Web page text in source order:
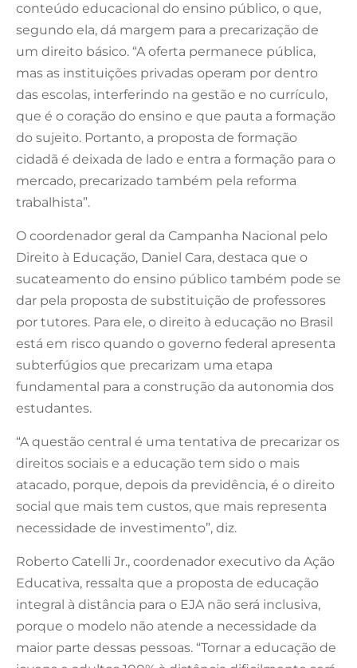
conteúdo educacional do ensino público, o que,
segundo ela, dá margem para a precarização de
um direito básico. “A oferta permanece pública,
mas as instituições privadas operam por dentro
das escolas, interferindo na gestão e no currículo,
que é o coração do ensino e que pauta a formação
do sujeito. Portanto, a proposta de formação
cidadã é deixada de lado e entra a formação para o
mercado, precarizado também pela reforma
trabalhista”.
O coordenador geral da Campanha Nacional pelo
Direito à Educação, Daniel Cara, destaca que o
sucateamento do ensino público também pode se
dar pela proposta de substituição de professores
por tutores. Para ele, o direito à educação no Brasil
está em risco quando o governo federal apresenta
subterfúgios que precarizam uma etapa
fundamental para a construção da autonomia dos
estudantes.
“A questão central é uma tentativa de precarizar os
direitos sociais e a educação tem sido o mais
atacado, porque, depois da previdência, é o direito
social que mais tem custos, que mais representa
necessidade de investimento”, diz.
Roberto Catelli Jr., coordenador executivo da Ação
Educativa, ressalta que a proposta de educação
integral à distância para o EJA não será inclusiva,
porque o modelo não atende a necessidade da
maior parte dessas pessoas. “Tornar a educação de